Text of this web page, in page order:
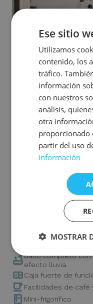
La paleta de blancos
estancia, evocando la
que se siente desde
inspiración tradicional
elegido con intención
Aquí, tradición y
Un lugar cálido,
La habitación dispone
las comodidades
Aire acondicionado
Baño completo con
efecto lluvia
Caja fuerte de
Facilidades de café
Mini-frigorífico
Ese sitio
Utilizamos
contenido, los
tráfico.
información
con nuestros
análisis,
otra
proporcionado
partir del uso
información
MOSTRAR